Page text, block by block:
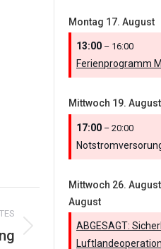
Montag 17. August
13:00 – 16:00
Ferienprogramm
Mittwoch 19. August
17:00 – 20:00
Mittwoch 26. August
August
ABGESAGT: